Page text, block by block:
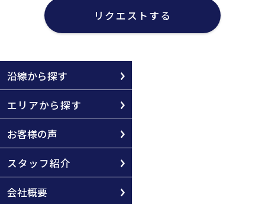
リクエストする
沿線から探す
エリアから探す
お客様の声
スタッフ紹介
会社概要